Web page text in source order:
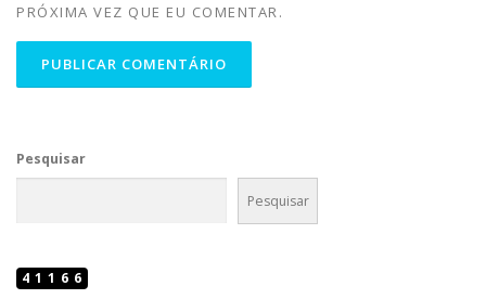
PRÓXIMA VEZ QUE EU COMENTAR.
Pesquisar
Pesquisar
41166